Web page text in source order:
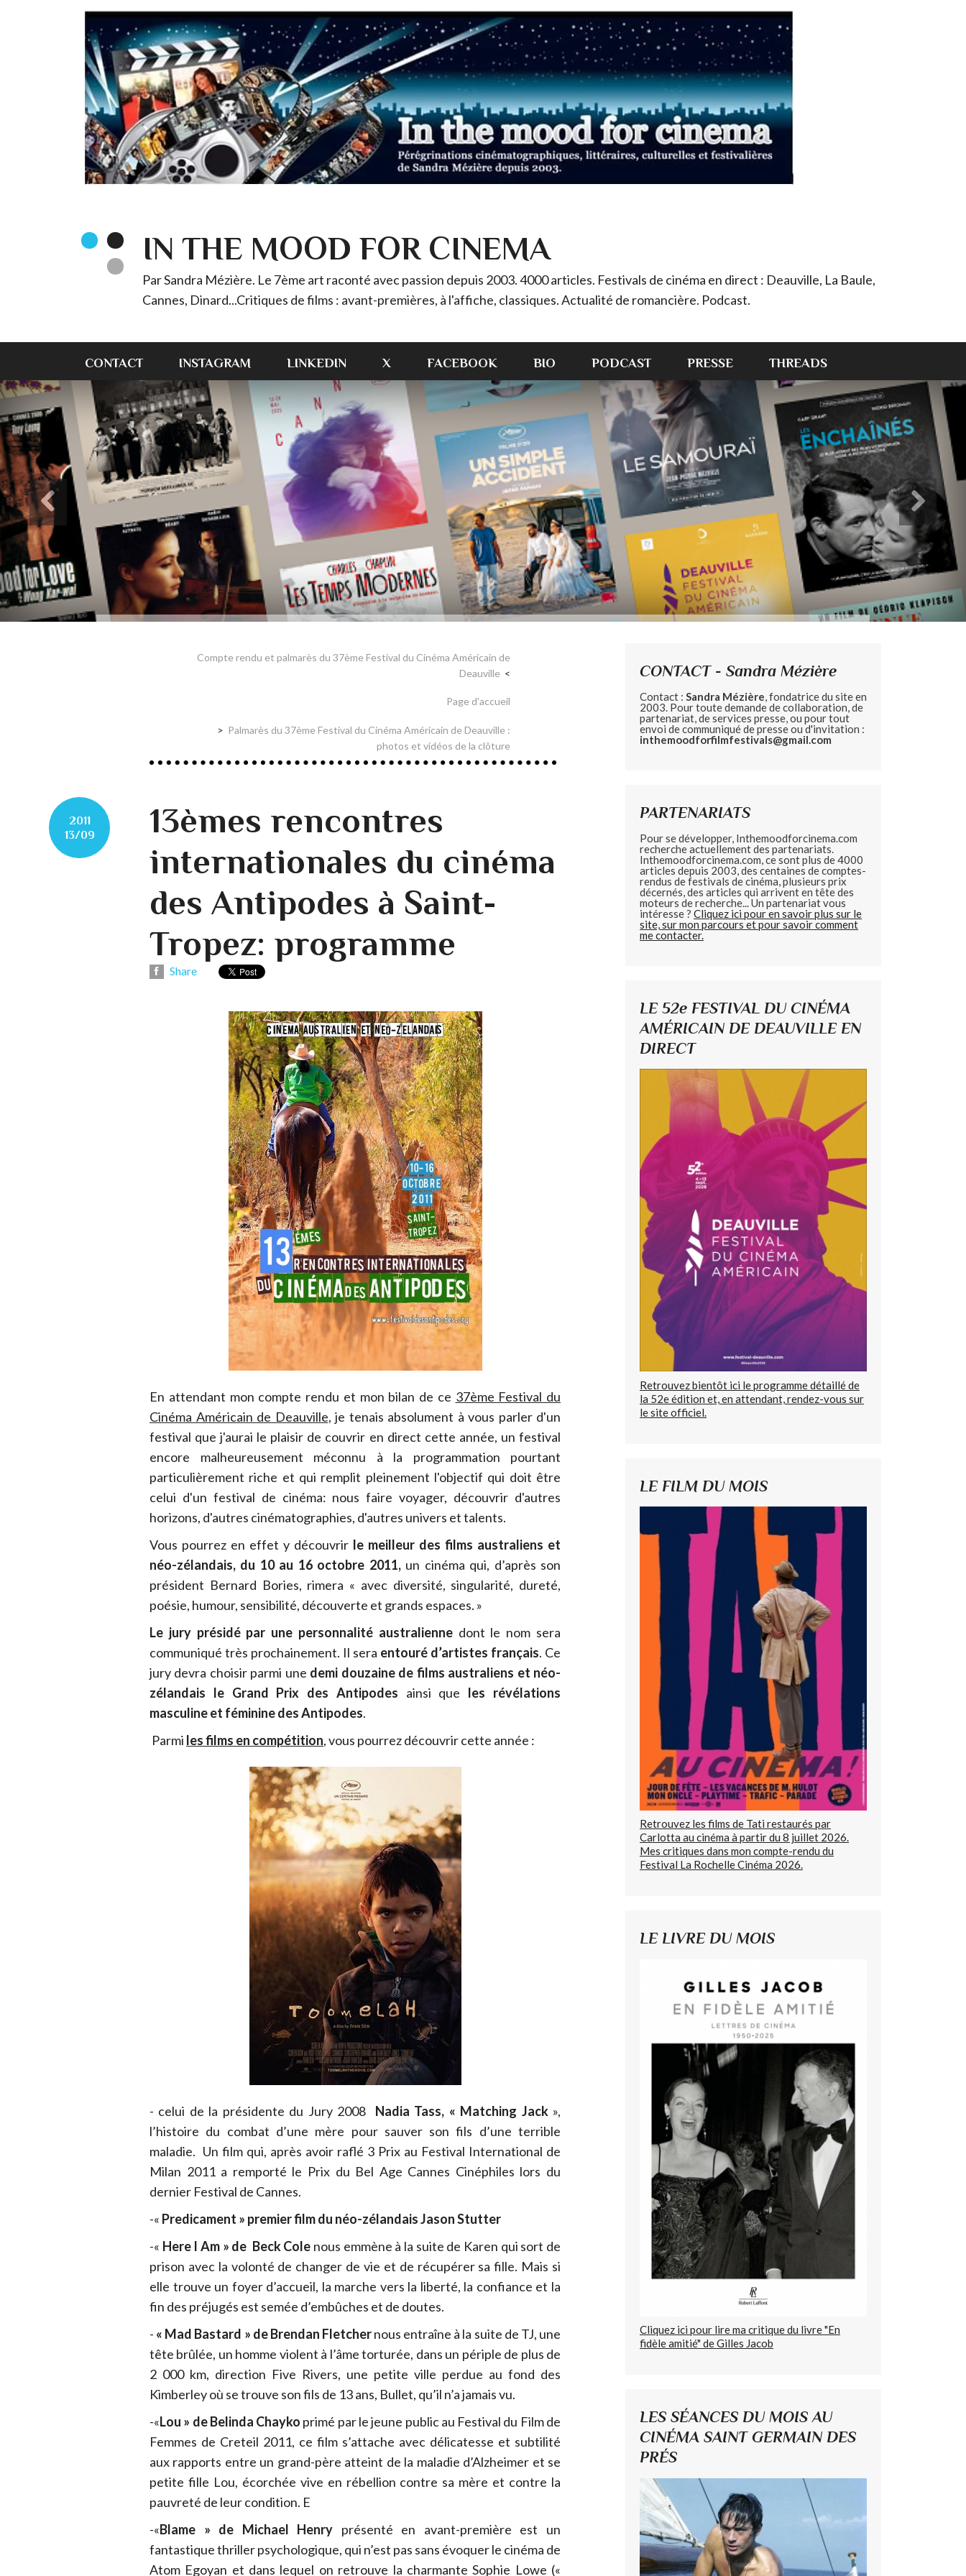
IN THE MOOD FOR CINEMA
Par Sandra Mézière. Le 7ème art raconté avec passion depuis 2003. 4000 articles. Festivals de cinéma en direct : Deauville, La Baule,
Cannes, Dinard...Critiques de films : avant-premières, à l'affiche, classiques. Actualité de romancière. Podcast.
CONTACT INSTAGRAM LINKEDIN X FACEBOOK BIO PODCAST PRESSE THREADS
Compte rendu et palmarès du 37ème Festival du Cinéma Américain de
Deauville
Page d'accueil
Palmarès du 37ème Festival du Cinéma Américain de Deauville :
photos et vidéos de la clôture
2011
13/09
13èmes rencontres
internationales du cinéma
des Antipodes à Saint-
Tropez: programme
Share
En attendant mon compte rendu et mon bilan de ce 37ème Festival du
Cinéma Américain de Deauville, je tenais absolument à vous parler d'un
festival que j'aurai le plaisir de couvrir en direct cette année, un festival
encore malheureusement méconnu à la programmation pourtant
particulièrement riche et qui remplit pleinement l'objectif qui doit être
celui d'un festival de cinéma: nous faire voyager, découvrir d'autres
horizons, d'autres cinématographies, d'autres univers et talents.
Vous pourrez en effet y découvrir le meilleur des films australiens et
néo-zélandais, du 10 au 16 octobre 2011,un cinéma qui, d’après son
président Bernard Bories, rimera « avec diversité, singularité, dureté,
poésie, humour, sensibilité, découverte et grands espaces. »
Le jury présidé par une personnalité australiennedont le nom sera
communiqué très prochainement. Il sera entouré d’artistes français. Ce
jury devra choisir parmi une demi douzaine de films australiens et néo-
zélandais le Grand Prix des Antipodes ainsi que les révélations
masculine et féminine des Antipodes.
Parmi les films en compétition, vous pourrez découvrir cette année :
- celui de la présidente du Jury 2008 Nadia Tass, « Matching Jack»,
l’histoire du combat d’une mère pour sauver son fils d’une terrible
maladie. Un film qui, après avoir raflé 3 Prix au Festival International de
Milan 2011 a remporté le Prix du Bel Age Cannes Cinéphiles lors du
dernier Festival de Cannes.
-« Predicament » premier film du néo-zélandais Jason Stutter
-« Here I Am » de Beck Cole nous emmène à la suite de Karen qui sort de
prison avec la volonté de changer de vie et de récupérer sa fille. Mais si
elle trouve un foyer d’accueil, la marche vers la liberté, la confiance et la
fin des préjugés est semée d’embûches et de doutes.
- « Mad Bastard » de Brendan Fletchernous entraîne à la suite de TJ, une
tête brûlée, un homme violent à l’âme torturée, dans un périple de plus de
2 000 km, direction Five Rivers, une petite ville perdue au fond des
Kimberley où se trouve son fils de 13 ans, Bullet, qu’il n’a jamais vu.
-«Lou » de Belinda Chayko primé par le jeune public au Festival du Film de
Femmes de Creteil 2011, ce film s’attache avec délicatesse et subtilité
aux rapports entre un grand-père atteint de la maladie d’Alzheimer et se
petite fille Lou, écorchée vive en rébellion contre sa mère et contre la
pauvreté de leur condition. E
-«Blame » de Michael Henry présenté en avant-première est un
fantastique thriller psychologique, qui n’est pas sans évoquer le cinéma de
Atom Egoyan et dans lequel on retrouve la charmante Sophie Lowe («
CONTACT - Sandra Mézière
Contact : Sandra Mézière, fondatrice du site en
2003. Pour toute demande de collaboration, de
partenariat, de services presse, ou pour tout
envoi de communiqué de presse ou d'invitation :
inthemoodforfilmfestivals@gmail.com
PARTENARIATS
Pour se développer, Inthemoodforcinema.com
recherche actuellement des partenariats.
Inthemoodforcinema.com, ce sont plus de 4000
articles depuis 2003, des centaines de comptes-
rendus de festivals de cinéma, plusieurs prix
décernés, des articles qui arrivent en tête des
moteurs de recherche... Un partenariat vous
intéresse ? Cliquez ici pour en savoir plus sur le
site, sur mon parcours et pour savoir comment
me contacter.
LE 52e FESTIVAL DU CINÉMA
AMÉRICAIN DE DEAUVILLE EN
DIRECT
Retrouvez bientôt ici le programme détaillé de
la 52e édition et, en attendant, rendez-vous sur
le site officiel.
LE FILM DU MOIS
Retrouvez les films de Tati restaurés par
Carlotta au cinéma à partir du 8 juillet 2026.
Mes critiques dans mon compte-rendu du
Festival La Rochelle Cinéma 2026.
LE LIVRE DU MOIS
Cliquez ici pour lire ma critique du livre "En
fidèle amitié" de Gilles Jacob
LES SÉANCES DU MOIS AU
CINÉMA SAINT GERMAIN DES
PRÉS